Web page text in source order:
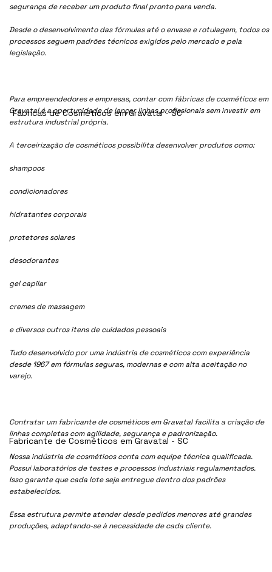
segurança de receber um produto final pronto para venda.
Desde o desenvolvimento das fórmulas até o envase e rotulagem, todos os
processos seguem padrões técnicos exigidos pelo mercado e pela
legislação.
Para empreendedores e empresas, contar com fábricas de cosméticos em
Gravatal é a oportunidade de lançar linhas profissionais sem investir em
estrutura industrial própria.
A terceirização de cosméticos possibilita desenvolver produtos como:
shampoos
condicionadores
hidratantes corporais
protetores solares
desodorantes
gel capilar
cremes de massagem
e diversos outros itens de cuidados pessoais
Tudo desenvolvido por uma indústria de cosméticos com experiência
desde 1967 em fórmulas seguras, modernas e com alta aceitação no
varejo.
Contratar um fabricante de cosméticos em Gravatal facilita a criação de
linhas completas com agilidade, segurança e padronização.
Nossa indústria de cosmétioos conta com equipe técnica qualificada.
Possui laboratórios de testes e processos industriais regulamentados.
Isso garante que cada lote seja entregue dentro dos padrões
estabelecidos.
Essa estrutura permite atender desde pedidos menores até grandes
produções, adaptando-se à necessidade de cada cliente.
Fábricas de Cosméticos em Gravatal - SC
Fabricante de Cosméticos em Gravatal - SC